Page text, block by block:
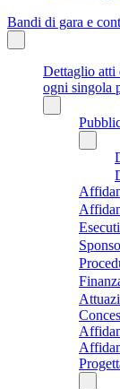
Bandi di gara e
Dettaglio atti
ogni singola